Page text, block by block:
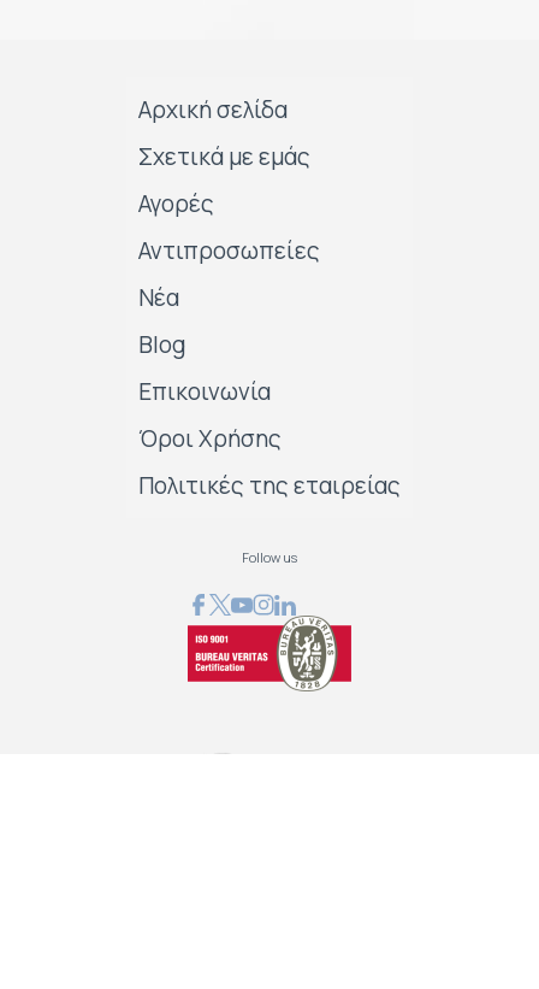
Αρχική σελίδα
Σχετικά με εμάς
Αγορές
Αντιπροσωπείες
Νέα
Blog
Επικοινωνία
Όροι Χρήσης
Πολιτικές της εταιρείας
Follow us